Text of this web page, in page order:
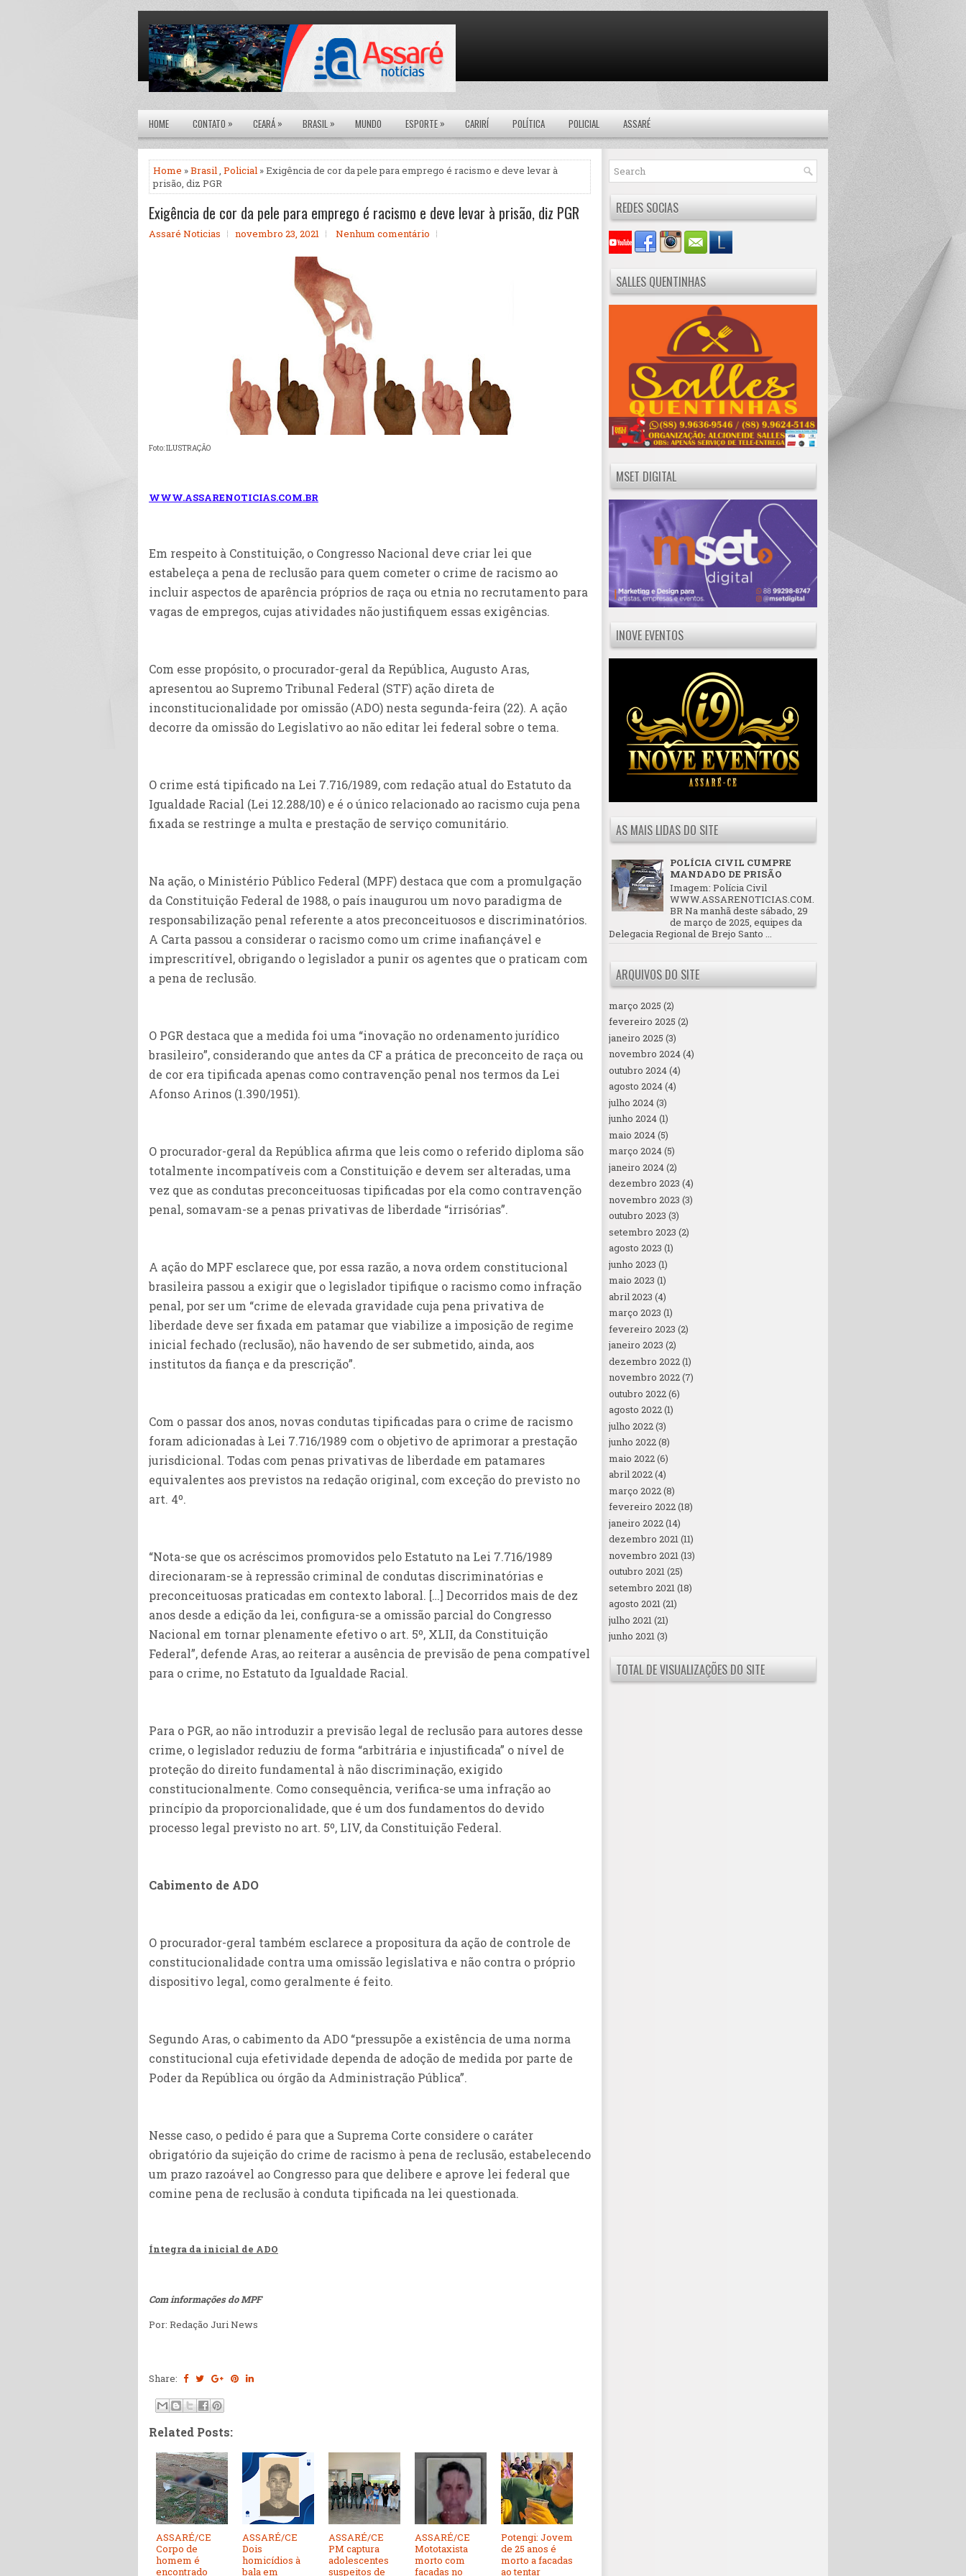
HOME CONTATO » CEARÁ » BRASIL » MUNDO ESPORTE » CARIRÍ POLÍTICA POLICIAL ASSARÉ
Home »Brasil, Policial » Exigência de cor da pele para emprego é racismo e deve levar à
prisão, diz PGR
Exigência de cor da pele para emprego é racismo e deve levar à prisão, diz PGR
Assaré Noticias novembro 23, 2021 Nenhum comentário
Foto: ILUSTRAÇÃO
WWW.ASSARENOTICIAS.COM.BR
Em respeito à Constituição, o Congresso Nacional deve criar lei que
estabeleça a pena de reclusão para quem cometer o crime de racismo ao
incluir aspectos de aparência próprios de raça ou etnia no recrutamento para
vagas de empregos, cujas atividades não justifiquem essas exigências.
Com esse propósito, o procurador-geral da República, Augusto Aras,
apresentou ao Supremo Tribunal Federal (STF) ação direta de
inconstitucionalidade por omissão (ADO) nesta segunda-feira (22). A ação
decorre da omissão do Legislativo ao não editar lei federal sobre o tema.
O crime está tipificado na Lei 7.716/1989, com redação atual do Estatuto da
Igualdade Racial (Lei 12.288/10) e é o único relacionado ao racismo cuja pena
fixada se restringe a multa e prestação de serviço comunitário.
Na ação, o Ministério Público Federal (MPF) destaca que com a promulgação
da Constituição Federal de 1988, o país inaugurou um novo paradigma de
responsabilização penal referente a atos preconceituosos e discriminatórios.
A Carta passou a considerar o racismo como um crime inafiançável e
imprescritível, obrigando o legislador a punir os agentes que o praticam com
a pena de reclusão.
O PGR destaca que a medida foi uma “inovação no ordenamento jurídico
brasileiro”, considerando que antes da CF a prática de preconceito de raça ou
de cor era tipificada apenas como contravenção penal nos termos da Lei
Afonso Arinos (1.390/1951).
O procurador-geral da República afirma que leis como o referido diploma são
totalmente incompatíveis com a Constituição e devem ser alteradas, uma
vez que as condutas preconceituosas tipificadas por ela como contravenção
penal, somavam-se a penas privativas de liberdade “irrisórias”.
A ação do MPF esclarece que, por essa razão, a nova ordem constitucional
brasileira passou a exigir que o legislador tipifique o racismo como infração
penal, por ser um “crime de elevada gravidade cuja pena privativa de
liberdade deve ser fixada em patamar que viabilize a imposição de regime
inicial fechado (reclusão), não havendo de ser submetido, ainda, aos
institutos da fiança e da prescrição”.
Com o passar dos anos, novas condutas tipificadas para o crime de racismo
foram adicionadas à Lei 7.716/1989 com o objetivo de aprimorar a prestação
jurisdicional. Todas com penas privativas de liberdade em patamares
equivalentes aos previstos na redação original, com exceção do previsto no
art. 4º.
“Nota-se que os acréscimos promovidos pelo Estatuto na Lei 7.716/1989
direcionaram-se à repressão criminal de condutas discriminatórias e
preconceituosas praticadas em contexto laboral. […] Decorridos mais de dez
anos desde a edição da lei, configura-se a omissão parcial do Congresso
Nacional em tornar plenamente efetivo o art. 5º, XLII, da Constituição
Federal”, defende Aras, ao reiterar a ausência de previsão de pena compatível
para o crime, no Estatuto da Igualdade Racial.
Para o PGR, ao não introduzir a previsão legal de reclusão para autores desse
crime, o legislador reduziu de forma “arbitrária e injustificada” o nível de
proteção do direito fundamental à não discriminação, exigido
constitucionalmente. Como consequência, verifica-se uma infração ao
princípio da proporcionalidade, que é um dos fundamentos do devido
processo legal previsto no art. 5º, LIV, da Constituição Federal.
Cabimento de ADO
O procurador-geral também esclarece a propositura da ação de controle de
constitucionalidade contra uma omissão legislativa e não contra o próprio
dispositivo legal, como geralmente é feito.
Segundo Aras, o cabimento da ADO “pressupõe a existência de uma norma
constitucional cuja efetividade dependa de adoção de medida por parte de
Poder da República ou órgão da Administração Pública”.
Nesse caso, o pedido é para que a Suprema Corte considere o caráter
obrigatório da sujeição do crime de racismo à pena de reclusão, estabelecendo
um prazo razoável ao Congresso para que delibere e aprove lei federal que
comine pena de reclusão à conduta tipificada na lei questionada.
Íntegra da inicial de ADO
Com informações do MPF
Por: Redação Juri News
Share:
Related Posts:
ASSARÉ/CE
Corpo de
homem é
encontrado
ASSARÉ/CE
Dois
homicídios à
bala em
ASSARÉ/CE
PM captura
adolescentes
suspeitos de
ASSARÉ/CE
Mototaxista
morto com
facadas no
Potengi: Jovem
de 25 anos é
morto a facadas
ao tentar
REDES SOCIAS
SALLES QUENTINHAS
MSET DIGITAL
INOVE EVENTOS
AS MAIS LIDAS DO SITE
POLÍCIA CIVIL CUMPRE
MANDADO DE PRISÃO
Imagem: Polícia Civil
WWW.ASSARENOTICIAS.COM.
BR Na manhã deste sábado, 29
de março de 2025, equipes da
Delegacia Regional de Brejo Santo ...
ARQUIVOS DO SITE
março 2025 (2)
fevereiro 2025 (2)
janeiro 2025 (3)
novembro 2024(4)
outubro 2024(4)
agosto 2024(4)
julho 2024(3)
junho 2024(1)
maio 2024(5)
março 2024(5)
janeiro 2024(2)
dezembro 2023 (4)
novembro 2023 (3)
outubro 2023 (3)
setembro 2023 (2)
agosto 2023 (1)
junho 2023 (1)
maio 2023 (1)
abril 2023 (4)
março 2023 (1)
fevereiro 2023 (2)
janeiro 2023 (2)
dezembro 2022(1)
novembro 2022(7)
outubro 2022(6)
agosto 2022(1)
julho 2022(3)
junho 2022(8)
maio 2022(6)
abril 2022(4)
março 2022(8)
fevereiro 2022(18)
janeiro 2022(14)
dezembro 2021(11)
novembro 2021(13)
outubro 2021(25)
setembro 2021(18)
agosto 2021(21)
julho 2021(21)
junho 2021(3)
TOTAL DE VISUALIZAÇÕES DO SITE